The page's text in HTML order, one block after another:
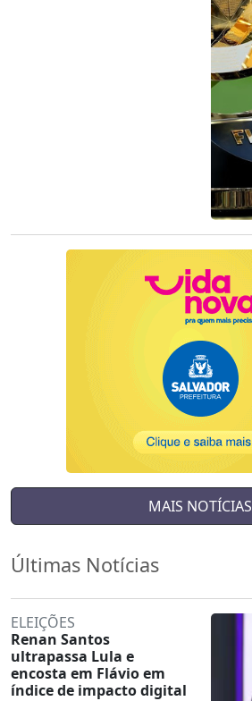
MAIS NOTÍCIAS
Últimas Notícias
ELEIÇÕES
Renan Santos
ultrapassa Lula e
encosta em Flávio em
índice de impacto digital